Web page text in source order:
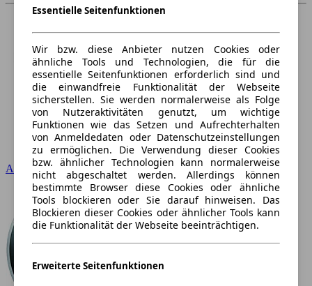
Audi
Essentielle Seitenfunktionen
Wir bzw. diese Anbieter nutzen Cookies oder
ähnliche Tools und Technologien, die für die
essentielle Seitenfunktionen erforderlich sind und
die einwandfreie Funktionalität der Webseite
sicherstellen. Sie werden normalerweise als Folge
von Nutzeraktivitäten genutzt, um wichtige
Funktionen wie das Setzen und Aufrechterhalten
von Anmeldedaten oder Datenschutzeinstellungen
zu ermöglichen. Die Verwendung dieser Cookies
bzw. ähnlicher Technologien kann normalerweise
nicht abgeschaltet werden. Allerdings können
bestimmte Browser diese Cookies oder ähnliche
Tools blockieren oder Sie darauf hinweisen. Das
Blockieren dieser Cookies oder ähnlicher Tools kann
die Funktionalität der Webseite beeinträchtigen.
Erweiterte Seitenfunktionen